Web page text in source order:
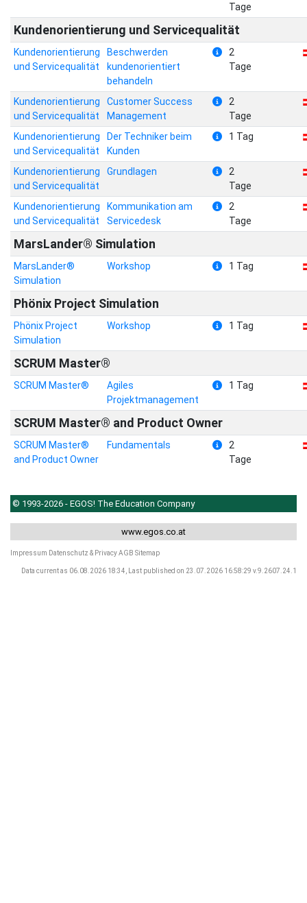
Tage
Kundenorientierung und Servicequalität
Kundenorientierung
und Servicequalität
Beschwerden
kundenorientiert
behandeln
2
Tage
Kundenorientierung
und Servicequalität
Customer Success
Management
2
Tage
Kundenorientierung
und Servicequalität
Der Techniker beim
Kunden
1 Tag
Kundenorientierung
und Servicequalität
Grundlagen
2
Tage
Kundenorientierung
und Servicequalität
Kommunikation am
Servicedesk
2
Tage
MarsLander® Simulation
MarsLander®
Simulation
Workshop 1 Tag
Phönix Project Simulation
Phönix Project
Simulation
Workshop 1 Tag
SCRUM Master®
SCRUM Master®
Agiles
Projektmanagement
1 Tag
SCRUM Master® and Product Owner
SCRUM Master®
and Product Owner
Fundamentals
2
Tage
© 1993-2026 - EGOS! The Education Company
www.egos.co.at
Impressum Datenschutz & PrivacyAGB Sitemap
Data current as 06.08.2026 18:34, Last published on 23.07.2026 16:58:29 v.9.2607.24.1